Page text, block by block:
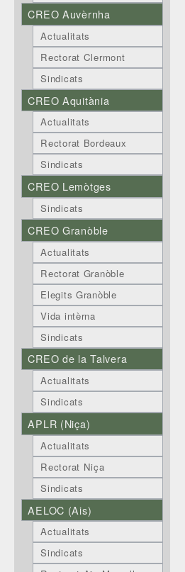
CREO Auvèrnha
Actualitats
Rectorat Clermont
Sindicats
CREO Aquitània
Actualitats
Rectorat Bordeaux
Sindicats
CREO Lemòtges
Sindicats
CREO Granòble
Actualitats
Rectorat Granòble
Elegits Granòble
Vida intèrna
Sindicats
CREO de la Talvera
Actualitats
Sindicats
APLR (Niça)
Actualitats
Rectorat Niça
Sindicats
AELOC (Ais)
Actualitats
Sindicats